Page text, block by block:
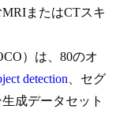
またはCTスキ
）は、80のオ
detection 、セグ
成データセット